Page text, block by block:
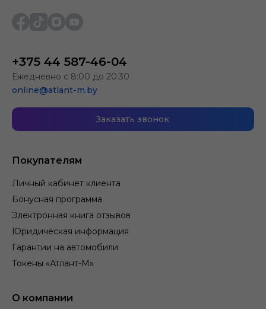
Покупателям
Личный кабинет клиента
Бонусная программа
Электронная книга отзывов
Юридическая информация
Гарантии на автомобили
Токены «Атлант-М»
О компании
+375 44 587-46-04
Ежедневно с 8:00 до 20:30
online@atlant-m.by
Заказать звонок